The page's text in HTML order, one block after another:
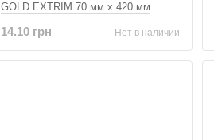
GOLD EXTRIM 70 мм x 420 мм
14.10 грн Нет в наличии